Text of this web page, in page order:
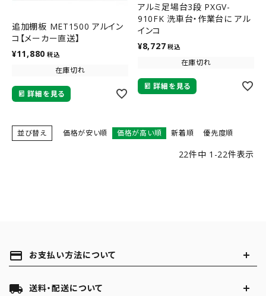
追加棚板 MET1500 アルイン
コ【メーカー直送】
¥11,880 税込
在庫切れ
詳細を見る
アルミ足場台3段 PXGV-
910FK 洗車台・作業台に アル
インコ
¥8,727 税込
在庫切れ
詳細を見る
並び替え 価格が安い順 価格が高い順 新着順 優先度順
22件中 1 -22件表示
payment お支払い方法について
local_shipping 送料・配送について